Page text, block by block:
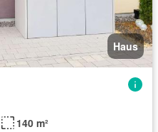
Haus
140 m²